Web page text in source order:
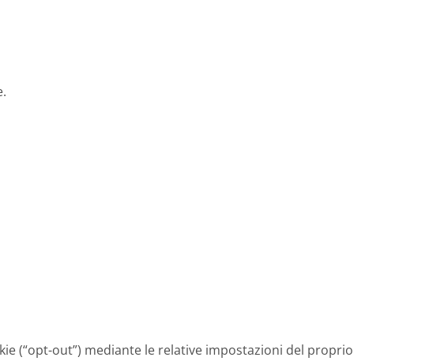
(“opt-out”) mediante le relative impostazioni del proprio